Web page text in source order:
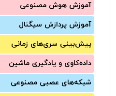
آموزش‌ هوش مصنوعی
آموزش‌ پردازش سیگنال
پیش‌‌بینی سری‌‌های زمانی
داده‌کاوی و یادگیری ماشین
شبکه‌های عصبی مصنوعی